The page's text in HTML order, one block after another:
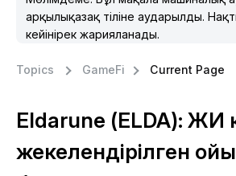
арқылықазақ тіліне аударылды.
кейінірек жарияланады.
Topics GameFi Current Page
Eldarune (ELDA): ЖИ
жекелендірілген